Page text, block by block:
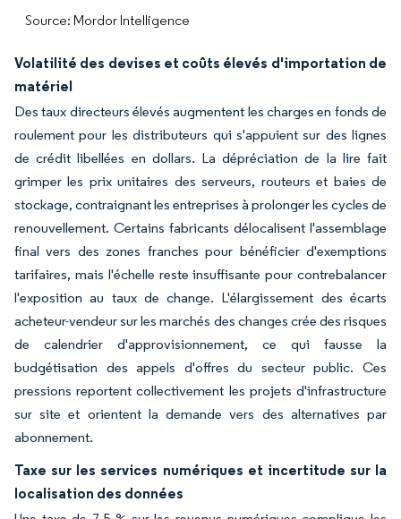
Source: Mordor Intelligence
Volatilité des devises et coûts élevés d'importation de
matériel
Des taux directeurs élevés augmentent les charges en fonds de
roulement pour les distributeurs qui s'appuient sur des lignes
de crédit libellées en dollars. La dépréciation de la lire fait
grimper les prix unitaires des serveurs, routeurs et baies de
stockage, contraignant les entreprises à prolonger les cycles de
renouvellement. Certains fabricants délocalisent l'assemblage
final vers des zones franches pour bénéficier d'exemptions
tarifaires, mais l'échelle reste insuffisante pour contrebalancer
l'exposition au taux de change. L'élargissement des écarts
acheteur-vendeur sur les marchés des changes crée des risques
de calendrier d'approvisionnement, ce qui fausse la
budgétisation des appels d'offres du secteur public. Ces
pressions reportent collectivement les projets d'infrastructure
sur site et orientent la demande vers des alternatives par
abonnement.
Taxe sur les services numériques et incertitude sur la
localisation des données